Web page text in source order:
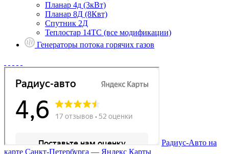
Планар 4д (3кВт)
Планар 8Д (8Квт)
Спутник 2Д
Теплостар 14ТС (все модификации)
Генераторы потока горячих газов
Радиус-Авто на
карте Санкт‑Петербурга — Яндекс Карты